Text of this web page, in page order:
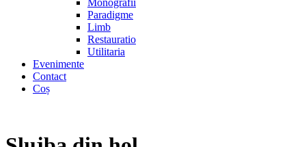
Monografii
Paradigme
Limb
Restauratio
Utilitaria
Evenimente
Contact
Coș